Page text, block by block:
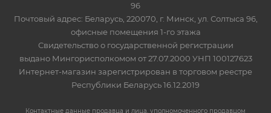
96
Почтовый адрес: Беларусь, 220070, г. Минск, ул. Солтыса 96,
офисные помещения 1-го этажа
Свидетельство о государственной регистрации
выдано Мингорисполкомом от 27.07.2000 УНП 100127623
Интернет-магазин зарегистрирован в торговом реестре
Республики Беларусь 16.12.2019
Контактные данные продавца и лица, уполномоченного продавцом